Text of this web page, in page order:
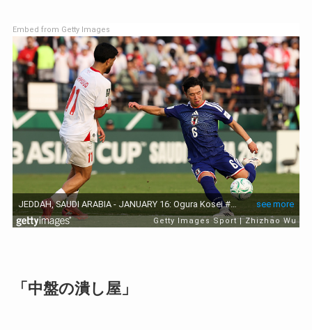
Embed from Getty Images
「中盤の潰し屋」